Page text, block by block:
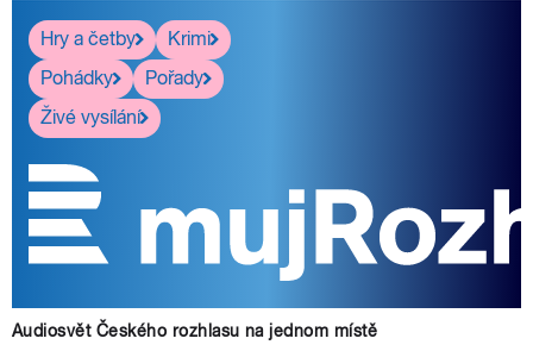
Hry a četby
Krimi
Pohádky
Pořady
Živé vysílání
Audiosvět Českého rozhlasu na jednom místě